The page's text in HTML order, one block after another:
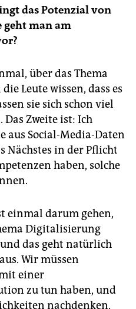
das Potenzial von
geht man am
über das Thema
Leute wissen, dass es
sie sich schon viel
Zweite ist: Ich
aus Social-Media-Daten
Nächstes in der Pflicht
haben, solche
einmal darum gehen,
Digitalisierung
das geht natürlich
Wir müssen
einer
zu tun haben, und
nachdenken,